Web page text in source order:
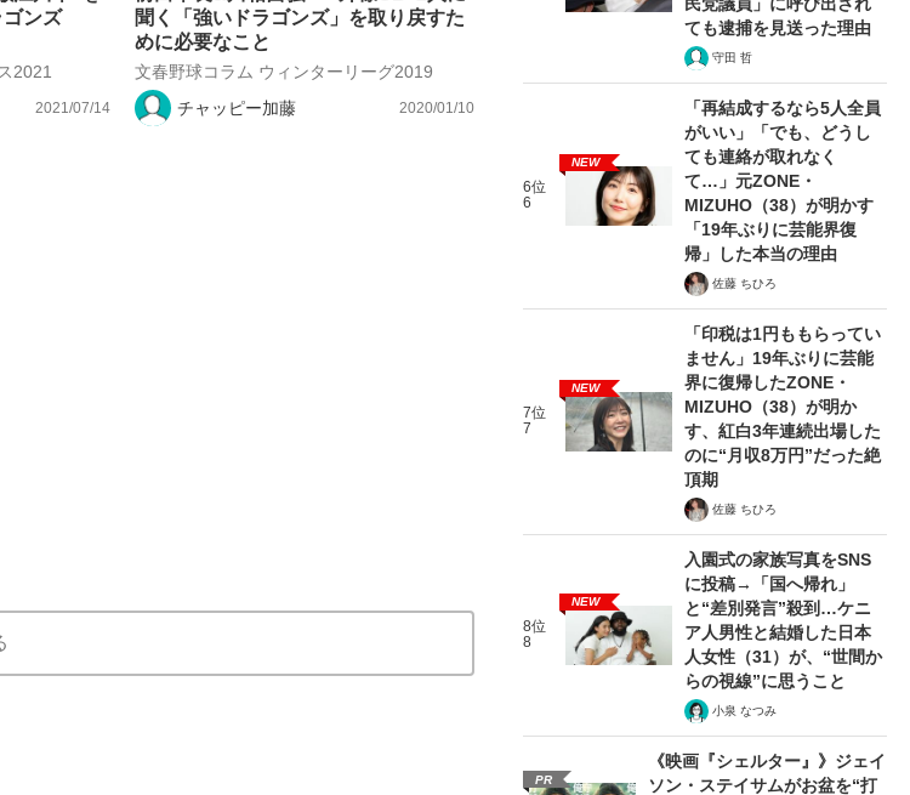
ンズ
2021
2021/07/14
聞く「強いドラゴンズ」を取り戻すた
めに必要なこと
文春野球コラム ウィンターリーグ2019
チャッピー加藤
2020/01/10
ても逮捕を見送った理由
守田 哲
6位
6
NEW
「再結成するなら5人全員
がいい」「でも、どうし
ても連絡が取れなく
て…」元ZONE・
MIZUHO（38）が明かす
「19年ぶりに芸能界復
帰」した本当の理由
佐藤 ちひろ
7位
7
NEW
「印税は1円ももらってい
ません」19年ぶりに芸能
界に復帰したZONE・
MIZUHO（38）が明か
す、紅白3年連続出場した
のに“月収8万円”だった絶
頂期
佐藤 ちひろ
8位
8
NEW
入園式の家族写真をSNS
に投稿→「国へ帰れ」
と“差別発言”殺到…ケニ
ア人男性と結婚した日本
人女性（31）が、“世間か
らの視線”に思うこと
小泉 なつみ
PR
《映画『シェルター』》ジェイ
ソン・ステイサムがお盆を“打